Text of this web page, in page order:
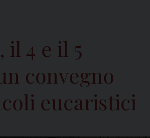
il 4 e il 5
convegno
eucaristici